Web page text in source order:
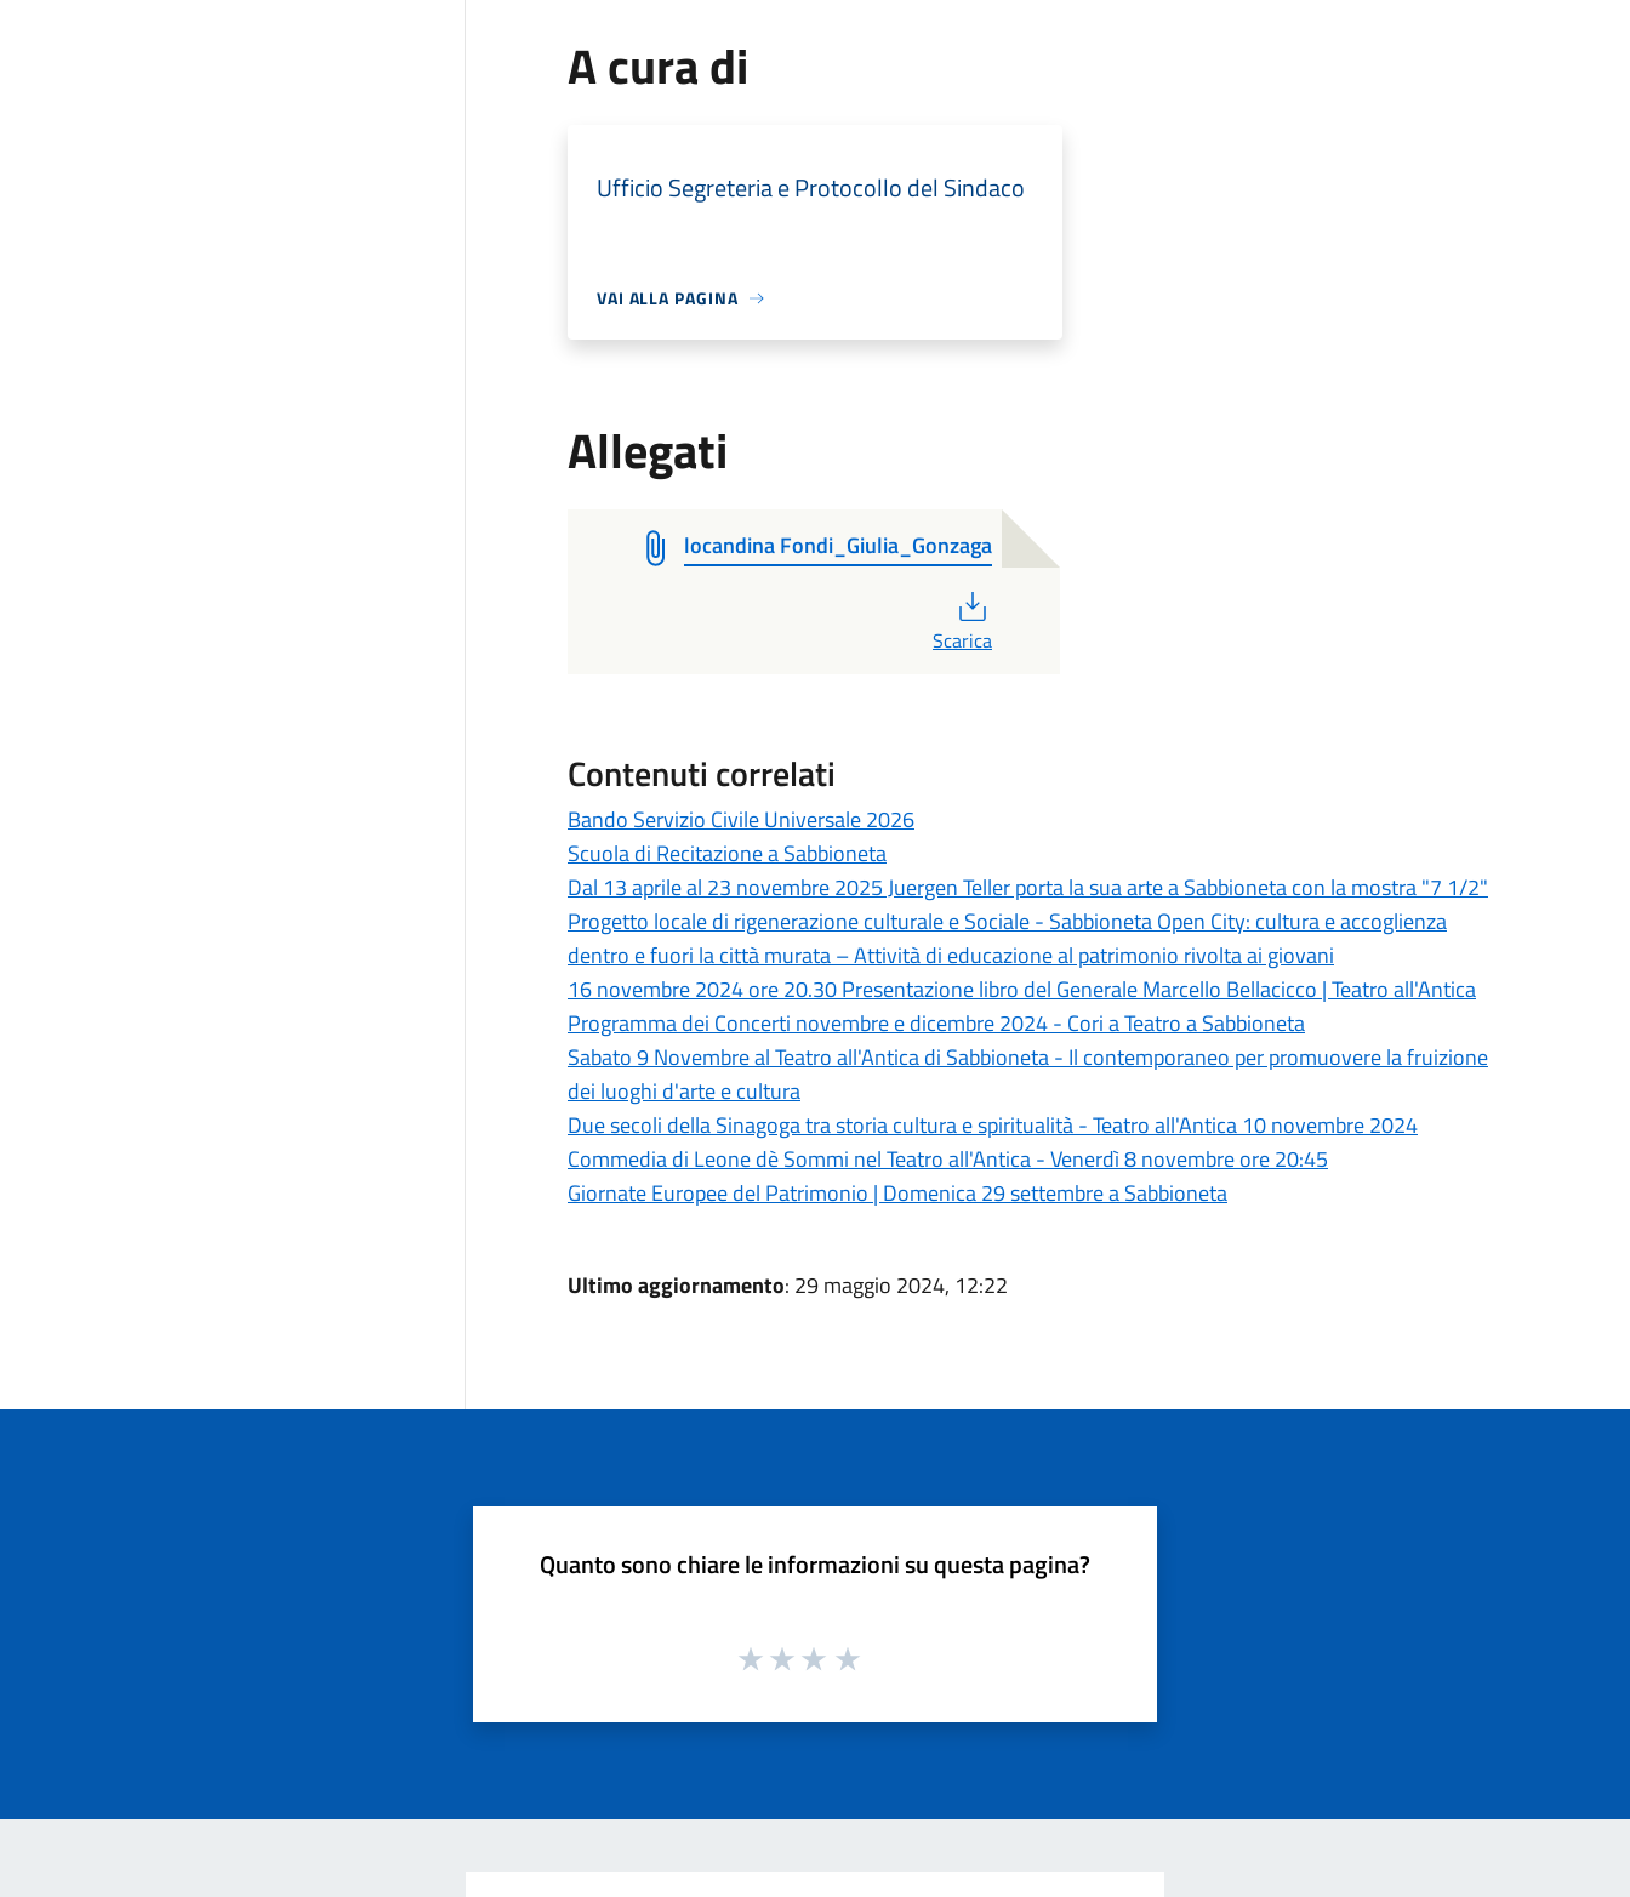
A cura di
Ufficio Segreteria e Protocollo del Sindaco
VAI ALLA PAGINA
Allegati
locandina Fondi_Giulia_Gonzaga
Scarica
Contenuti correlati
Bando Servizio Civile Universale 2026
Scuola di Recitazione a Sabbioneta
Dal 13 aprile al 23 novembre 2025 Juergen Teller porta la sua arte a Sabbioneta con la mostra "7 1/2"
Progetto locale di rigenerazione culturale e Sociale - Sabbioneta Open City: cultura e accoglienza
dentro e fuori la città murata – Attività di educazione al patrimonio rivolta ai giovani
16 novembre 2024 ore 20.30 Presentazione libro del Generale Marcello Bellacicco | Teatro all'Antica
Programma dei Concerti novembre e dicembre 2024 - Cori a Teatro a Sabbioneta
Sabato 9 Novembre al Teatro all'Antica di Sabbioneta - Il contemporaneo per promuovere la fruizione
dei luoghi d'arte e cultura
Due secoli della Sinagoga tra storia cultura e spiritualità - Teatro all'Antica 10 novembre 2024
Commedia di Leone dè Sommi nel Teatro all'Antica - Venerdì 8 novembre ore 20:45
Giornate Europee del Patrimonio | Domenica 29 settembre a Sabbioneta
Ultimo aggiornamento: 29 maggio 2024, 12:22
Quanto sono chiare le informazioni su questa pagina?